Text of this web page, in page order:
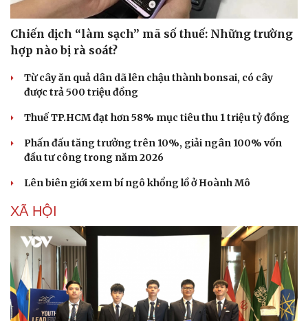
Chiến dịch “làm sạch” mã số thuế: Những trường
hợp nào bị rà soát?
Từ cây ăn quả dân dã lên chậu thành bonsai, có cây
được trả 500 triệu đồng
Thuế TP.HCM đạt hơn 58% mục tiêu thu 1 triệu tỷ đồng
Phấn đấu tăng trưởng trên 10%, giải ngân 100% vốn
đầu tư công trong năm 2026
Lên biên giới xem bí ngô khổng lồ ở Hoành Mô
XÃ HỘI